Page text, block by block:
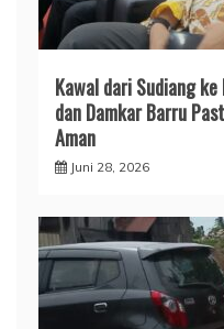
​Kawal dari Sudiang
dan Damkar Barru
Aman
Juni 28, 2026